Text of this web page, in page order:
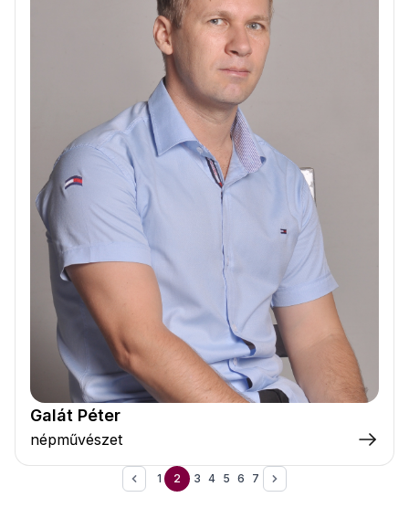
Galát Péter
népművészet
1 2 3 4 5 6 7